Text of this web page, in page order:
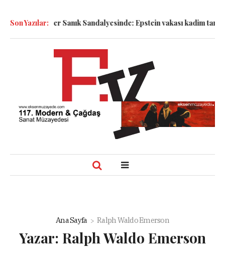
Son Yazılar:
Semboller Sanık Sandalyesinde: Epstein vakası kadim
Ana Sayfa Ralph Waldo Emerson
Yazar: Ralph Waldo Emerson